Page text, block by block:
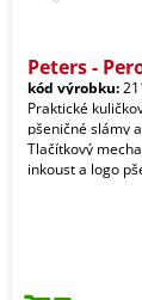
Peters -
kód výrobku:
Praktické
pšeničné slámy
Tlačítkový
inkoust a logo